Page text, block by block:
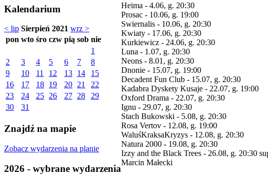
Kalendarium
< lip Sierpień 2021 wrz >
pon wto śro czw pią sob nie
1
2
3 4 5 6 7
8
9
10 11 12 13 14
15
16
17 18 19 20 21
22
23
24 25 26 27 28
29
30
31
Znajdź na mapie
Zobacz wydarzenia na planie
2026 - wybrane wydarzenia
Heima - 4.06, g. 20:30
Prosac - 10.06, g. 19:00
Swiernalis - 10.06, g. 20:30
Kwiaty - 17.06, g. 20:30
Kurkiewicz - 24.06, g. 20:30
Luna - 1.07, g. 20:30
Neons - 8.01, g. 20:30
Dnonie - 15.07, g. 19:00
Decadent Fun Club - 15.07, g. 20:30
Kadabra Dyskety Kusaje - 22.07, g. 19:00
Oxford Drama - 22.07, g. 20:30
Ignu - 29.07, g. 20:30
Stach Bukowski - 5.08, g. 20:30
Rosa Vertov - 12.08, g. 19:00
WaluśKraksaKryzys - 12.08, g. 20:30
Natura 2000 - 19.08, g. 20:30
Izzy and the Black Trees - 26.08, g. 20:30
Marcin Małecki